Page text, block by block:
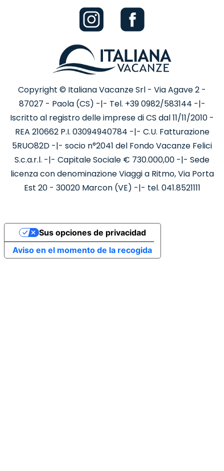
Copyright © Italiana Vacanze Srl - Via Agave 2 -
87027 - Paola (CS) -|- Tel. +39 0982/583144 -|-
Iscritto al registro delle imprese di CS dal 11/11/2010 -
REA 210662 P.I. 03094940784 -|- C.U. Fatturazione
5RUO82D -|- socio n°2041 del Fondo Vacanze Felici
S.c.a.r.l. -|- Capitale Sociale € 730.000,00 -|- Sede
licenza con denominazione Viaggi a Ritmo, Via Porta
Est 20 - 30020 Marcon (VE) -|- tel. 041.8521111
Aviso en el momento de la recogida
Sus opciones de privacidad